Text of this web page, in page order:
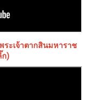
ระเจ้าตากสินมหาราช
)